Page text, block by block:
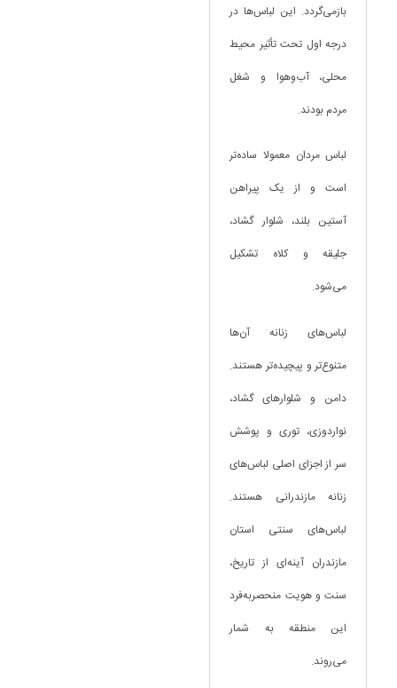
بازمی‌گردد. این لباس‌ها در
درجه اول تحت تأثیر محیط
محلی، آب‌وهوا و شغل
مردم بودند.
لباس مردان معمولا ساده‌تر
است و از یک پیراهن
آستین بلند، شلوار گشاد،
جلیقه و کلاه تشکیل
می‌شود.
لباس‌های زنانه آن‌ها
متنوع‌تر و پیچیده‌تر هستند.
دامن و شلوارهای گشاد،
نواردوزی، توری و پوشش
سر از اجزای اصلی لباس‌های
زنانه مازندرانی هستند.
لباس‌های سنتی استان
مازندران آینه‌ای از تاریخ،
سنت و هویت منحصربه‌فرد
این منطقه به شمار
می‌روند.